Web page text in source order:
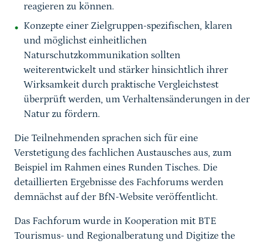
reagieren zu können.
Konzepte einer Zielgruppen-spezifischen, klaren
und möglichst einheitlichen
Naturschutzkommunikation sollten
weiterentwickelt und stärker hinsichtlich ihrer
Wirksamkeit durch praktische Vergleichstest
überprüft werden, um Verhaltensänderungen in der
Natur zu fördern.
Die Teilnehmenden sprachen sich für eine
Verstetigung des fachlichen Austausches aus, zum
Beispiel im Rahmen eines Runden Tisches. Die
detaillierten Ergebnisse des Fachforums werden
demnächst auf der BfN-Website veröffentlicht.
Das Fachforum wurde in Kooperation mit BTE
Tourismus- und Regionalberatung und Digitize the